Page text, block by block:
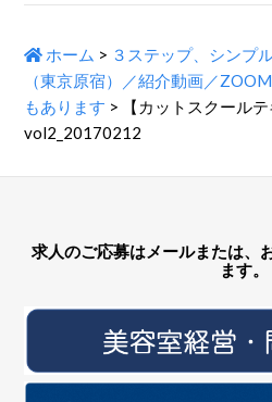
ホーム > ３ステップ、シンプ
（東京原宿）／紹介動画／
もあります >
【カットスクール
vol2_20170212
求人のご応募はメールまたは、
ます。